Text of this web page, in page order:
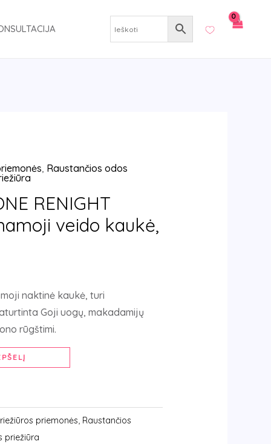
, Raustančios odos
RENIGHT
veido kaukė,
naktinė kaukė, turi
Goji uogų, makadamijų
rūgštimi.
priemonės, Raustančios
priežiūra